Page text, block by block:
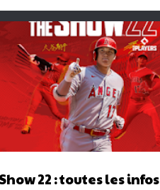
22 : toutes les infos